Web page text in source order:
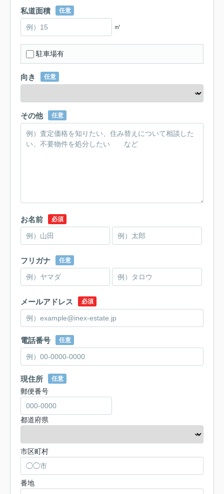
私道面積 任意
㎡
駐車場有
向き 任意
その他 任意
お名前 必須
フリガナ 任意
メールアドレス 必須
電話番号 任意
現住所 任意
郵便番号
都道府県
市区町村
番地